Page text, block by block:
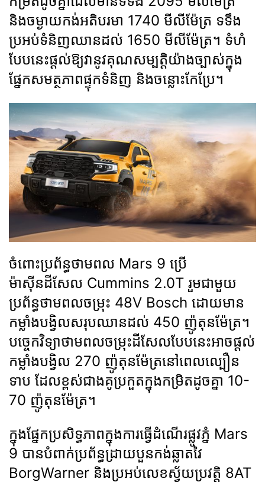
និងចម្ងាយកង់អតិបរមា 1740 មីលីម៉ែត្រ ទទឹង
ប្រអប់ទំនិញឈានដល់ 1650 មីលីម៉ែត្រ។ ទំហំ
បែបនេះផ្ដល់ឱ្យវានូវគុណសម្បត្តិយ៉ាងច្បាស់ក្នុង
ផ្នែកសមត្ថភាពផ្ទុកទំនិញ និងចន្លោះកែប្រែ។
ចំពោះប្រព័ន្ធថាមពល Mars 9 ប្រើ
ម៉ាស៊ីនដីសែល Cummins 2.0T រួមជាមួយ
ប្រព័ន្ធថាមពលចម្រុះ 48V Bosch ដោយមាន
កម្លាំងបង្វិលសរុបឈានដល់ 450 ញ៉ូតុនម៉ែត្រ។
បច្ចេកវិទ្យាថាមពលចម្រុះដីសែលបែបនេះអាចផ្ដល់
កម្លាំងបង្វិល 270 ញ៉ូតុនម៉ែត្រនៅពេលល្បឿន
ទាប ដែលខ្ពស់ជាងគូប្រកួតក្នុងកម្រិតដូចគ្នា 10-
70 ញ៉ូតុនម៉ែត្រ។
ក្នុងផ្នែកប្រសិទ្ធភាពក្នុងការធ្វើដំណើរផ្លូវភ្នំ Mars
9 បានបំពាក់ប្រព័ន្ធដ្រាយបួនកង់ឆ្លាតវៃ
BorgWarner និងប្រអប់លេខស្វ័យប្រវត្តិ 8AT